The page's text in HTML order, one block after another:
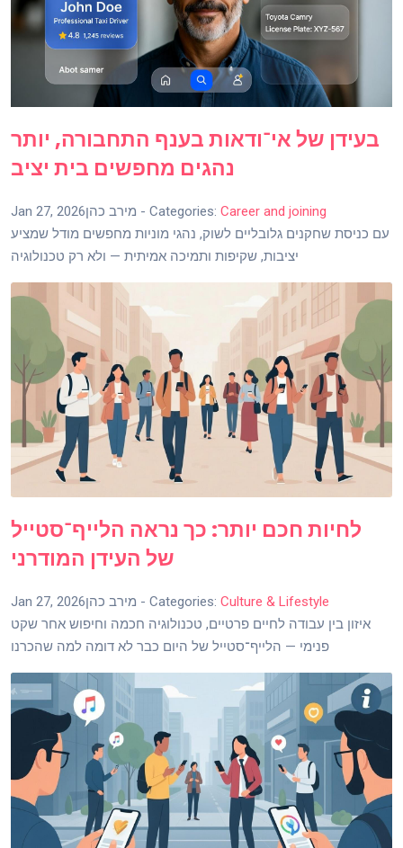
בעידן של אי־ודאות בענף התחבורה, יותר
נהגים מחפשים בית יציב
Jan 27, 2026מירב כהן - Categories: Career and joining
עם כניסת שחקנים גלובליים לשוק, נהגי מוניות מחפשים מודל שמציע
יציבות, שקיפות ותמיכה אמיתית — ולא רק טכנולוגיה
לחיות חכם יותר: כך נראה הלייף־סטייל
של העידן המודרני
Jan 27, 2026מירב כהן - Categories: Culture & Lifestyle
איזון בין עבודה לחיים פרטיים, טכנולוגיה חכמה וחיפוש אחר שקט
פנימי — הלייף־סטייל של היום כבר לא דומה למה שהכרנו